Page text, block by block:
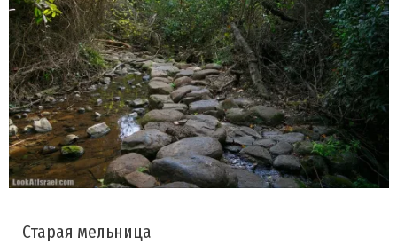
Старая мельница